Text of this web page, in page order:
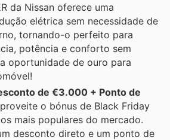
da Nissan oferece uma
elétrica sem necessidade de
tornando-o perfeito para
potência e conforto sem
oportunidade de ouro para
de €3.000 + Ponto de
o bónus de Black Friday
mais populares do mercado.
desconto direto e um ponto de